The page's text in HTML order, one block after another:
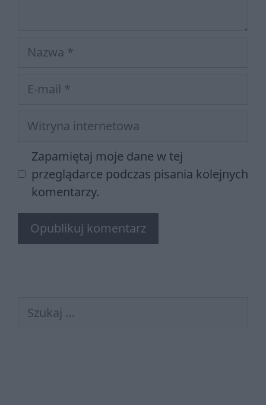
Nazwa
Witryna
internetowa
Zapamiętaj moje dane w tej
przeglądarce podczas pisania kolejnych
komentarzy.